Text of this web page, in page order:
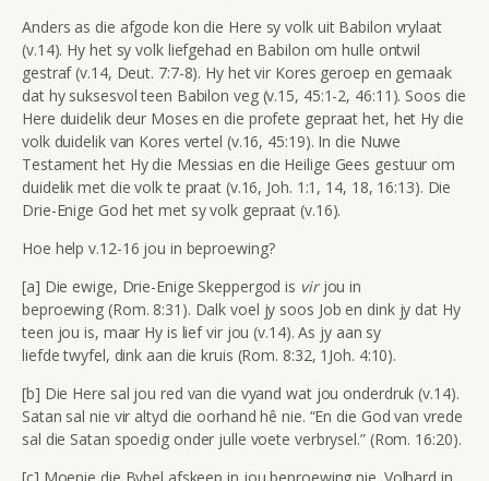
Anders as die afgode kon die Here sy volk uit Babilon vrylaat
(v.14). Hy het sy volk liefgehad en Babilon om hulle ontwil
gestraf (v.14, Deut. 7:7-8). Hy het vir Kores geroep en gemaak
dat hy suksesvol teen Babilon veg (v.15, 45:1-2, 46:11). Soos die
Here duidelik deur Moses en die profete gepraat het, het Hy die
volk duidelik van Kores vertel (v.16, 45:19). In die Nuwe
Testament het Hy die Messias en die Heilige Gees gestuur om
duidelik met die volk te praat (v.16, Joh. 1:1, 14, 18, 16:13). Die
Drie-Enige God het met sy volk gepraat (v.16).
Hoe help v.12-16 jou in beproewing?
[a] Die ewige, Drie-Enige Skeppergod is virjou in
beproewing (Rom. 8:31). Dalk voel jy soos Job en dink jy dat Hy
teen jou is, maar Hy is lief vir jou (v.14). As jy aan sy
liefde twyfel, dink aan die kruis (Rom. 8:32, 1Joh. 4:10).
[b] Die Here sal jou red van die vyand wat jou onderdruk (v.14).
Satan sal nie vir altyd die oorhand hê nie. “En die God van vrede
sal die Satan spoedig onder julle voete verbrysel.” (Rom. 16:20).